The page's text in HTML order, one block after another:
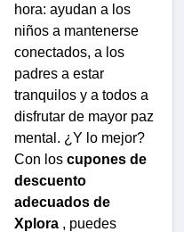
hora: ayudan a los
niños a mantenerse
conectados, a los
padres a estar
tranquilos y a todos a
disfrutar de mayor paz
mental. ¿Y lo mejor?
Con los cupones de
descuento
adecuados de
Xplora , puedes